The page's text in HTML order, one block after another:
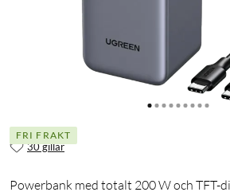
FRI FRAKT
30 gillar
Powerbank med totalt 200 W och TFT-